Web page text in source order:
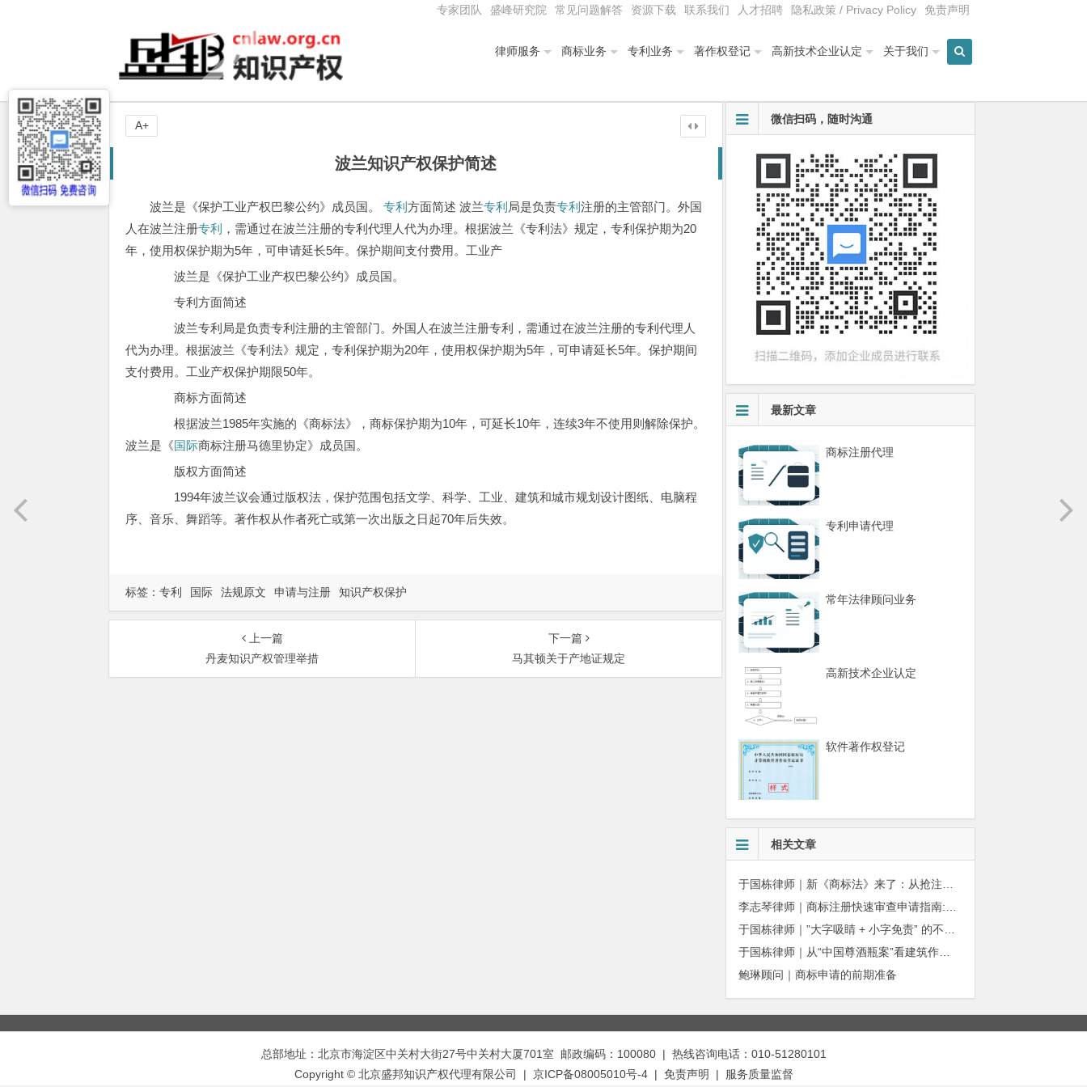
专家团队 盛峰研究院 常见问题解答 资源下载 联系我们 人才招聘 隐私政策 / Privacy Policy 免责声明
律师服务 商标业务 专利业务 著作权登记 高新技术企业认定 关于我们
波兰知识产权保护简述
波兰是《保护工业产权巴黎公约》成员国。专利方面简述 波兰专利 局是负责专利注册的主管部门。外国
人在波兰注册专利 ，需通过在波兰注册的专利代理人代为办理。根据波兰《专利法》规定，专利保护期为20
年，使用权保护期为5年，可申请延长5年。保护期间支付费用。工业产
波兰是《保护工业产权巴黎公约》成员国。
专利方面简述
波兰专利局是负责专利注册的主管部门。外国人在波兰注册专利，需通过在波兰注册的专利代理人
代为办理。根据波兰《专利法》规定，专利保护期为20年，使用权保护期为5年，可申请延长5年。保护期间
支付费用。工业产权保护期限50年。
商标方面简述
根据波兰1985年实施的《商标法》，商标保护期为10年，可延长10年，连续3年不使用则解除保护。
波兰是《国际商标注册马德里协定》成员国。
版权方面简述
1994年波兰议会通过版权法，保护范围包括文学、科学、工业、建筑和城市规划设计图纸、电脑程
序、音乐、舞蹈等。著作权从作者死亡或第一次出版之日起70年后失效。
A+
标签：专利 国际 法规原文 申请与注册 知识产权保护
上一篇
丹麦知识产权管理举措
下一篇
马其顿关于产地证规定
微信扫码，随时沟通
最新文章
商标注册代理
专利申请代理
常年法律顾问业务
高新技术企业认定
软件著作权登记
相关文章
于国栋律师｜从“中国尊酒瓶案”看建筑作品著作权保护的司法边界与商用合规
鲍琳顾问｜商标申请的前期准备
总部地址：北京市海淀区中关村大街27号中关村大厦701室 邮政编码：100080 | 热线咨询电话：010-51280101
Copyright © 北京盛邦知识产权代理有限公司 | 京ICP备08005010号-4 | 免责声明 | 服务质量监督